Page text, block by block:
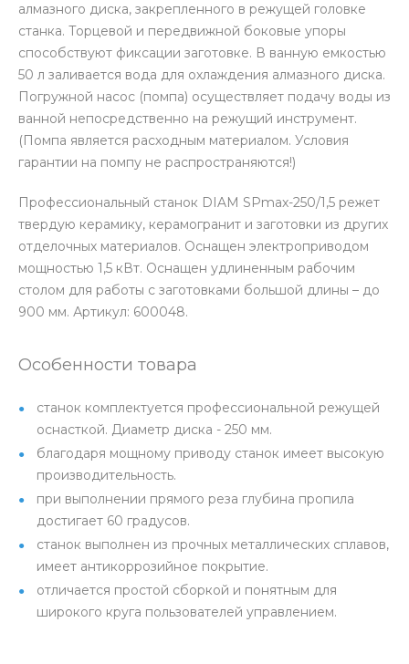
алмазного диска, закрепленного в режущей головке
станка. Торцевой и передвижной боковые упоры
способствуют фиксации заготовке. В ванную емкостью
50 л заливается вода для охлаждения алмазного диска.
Погружной насос (помпа) осуществляет подачу воды из
ванной непосредственно на режущий инструмент.
(Помпа является расходным материалом. Условия
гарантии на помпу не распространяются!)
Профессиональный станок DIAM SPmax-250/1,5 режет
твердую керамику, керамогранит и заготовки из других
отделочных материалов. Оснащен электроприводом
мощностью 1,5 кВт. Оснащен удлиненным рабочим
столом для работы с заготовками большой длины – до
900 мм. Артикул: 600048.
Особенности товара
станок комплектуется профессиональной режущей
оснасткой. Диаметр диска - 250 мм.
благодаря мощному приводу станок имеет высокую
производительность.
при выполнении прямого реза глубина пропила
достигает 60 градусов.
станок выполнен из прочных металлических сплавов,
имеет антикоррозийное покрытие.
отличается простой сборкой и понятным для
широкого круга пользователей управлением.